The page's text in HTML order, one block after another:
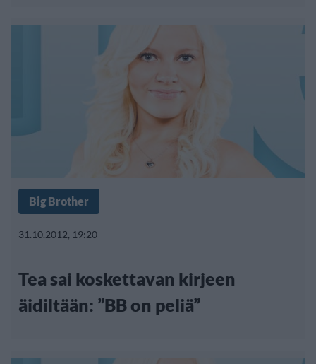
Big Brother
31.10.2012, 19:20
Tea sai koskettavan kirjeen
äidiltään: ”BB on peliä”